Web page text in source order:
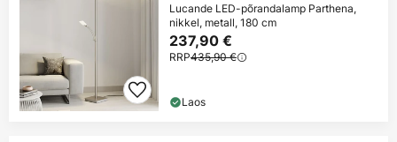
Lucande LED-põrandalamp Parthena,
nikkel, metall, 180 cm
237,90 €
RRP435,90 €
Laos